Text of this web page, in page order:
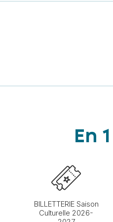
En
BILLETTERIE Saison
Culturelle 2026-